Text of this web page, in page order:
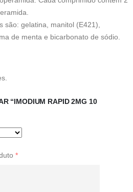
são: gelatina, manitol (E421),
de menta e bicarbonato de sódio.
“IMODIUM RAPID 2MG 10
*